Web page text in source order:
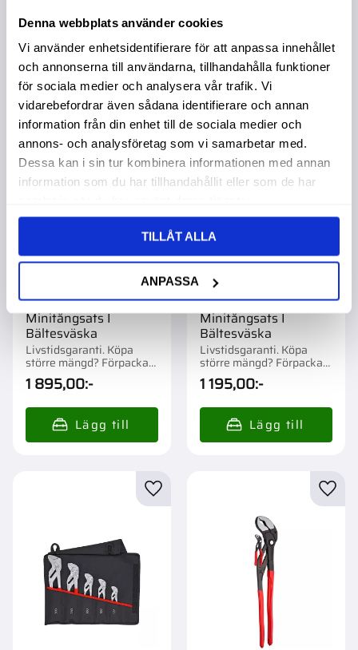
Denna webbplats använder cookies
Vi använder enhetsidentifierare för att anpassa innehållet
och annonserna till användarna, tillhandahålla funktioner
för sociala medier och analysera vår trafik. Vi
vidarebefordrar även sådana identifierare och annan
information från din enhet till de sociala medier och
annons- och analysföretag som vi samarbetar med.
Dessa kan i sin tur kombinera informationen med annan
information som du har tillhandahållit eller som de har
TILLÅT ALLA
ANPASSA
2 995,00:- 1 195,00
Minitångsats I
Bältesväska
Livstidsgaranti. Köpa
större mängd? Förpackad
om 1 st.
1 895,00:-
Lägg till i favoriter
Minitångsats I
Bältesväska
Livstidsgaranti. Köpa
större mängd? Förpackad
om 1 st.
1 195,00:-
Lägg till i favoriter